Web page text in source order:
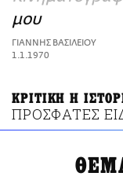
ΑΜΠΑ
PRINT
μου
ΓΙΑΝΝΗΣ ΒΑΣΙΛΕΙΟΥ
1.1.1970
ΚΡΙΤΙΚΗ Η
ΠΡΟΣΦΑΤΕΣ